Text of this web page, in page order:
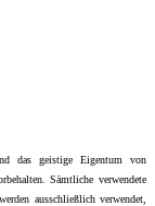
das geistige Eigentum von
Sämtliche verwendete
ausschließlich verwendet,